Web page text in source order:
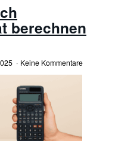
berechnen
Keine Kommentare